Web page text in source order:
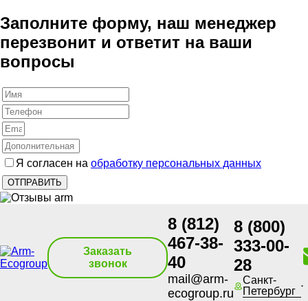
Заполните форму, наш менеджер
перезвонит и ответит на ваши
вопросы
Я согласен на обработку персональных данных
Заказать
звонок
8 (812)
467-38-
40
mail@arm-
ecogroup.ru
8 (800)
333-00-
28
Санкт-
Петербург